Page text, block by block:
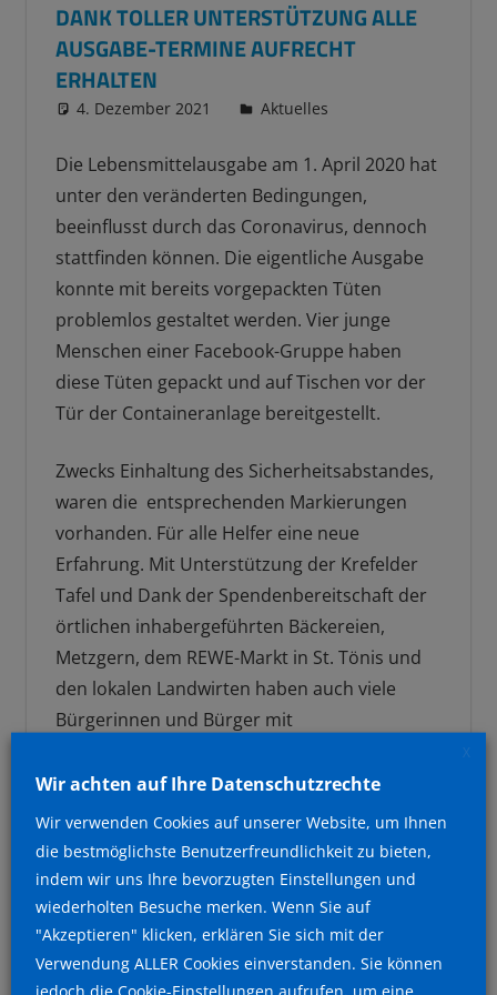
DANK TOLLER UNTERSTÜTZUNG ALLE
AUSGABE-TERMINE AUFRECHT
ERHALTEN
4. Dezember 2021 admin
Aktuelles
Die Lebensmittelausgabe am 1. April 2020 hat
unter den veränderten Bedingungen,
beeinflusst durch das Coronavirus, dennoch
stattfinden können. Die eigentliche Ausgabe
konnte mit bereits vorgepackten Tüten
problemlos gestaltet werden. Vier junge
Menschen einer Facebook-Gruppe haben
diese Tüten gepackt und auf Tischen vor der
Tür der Containeranlage bereitgestellt.
Zwecks Einhaltung des Sicherheitsabstandes,
waren die entsprechenden Markierungen
vorhanden. Für alle Helfer eine neue
Erfahrung. Mit Unterstützung der Krefelder
Tafel und Dank der Spendenbereitschaft der
örtlichen inhabergeführten Bäckereien,
Metzgern, dem REWE-Markt in St. Tönis und
den lokalen Landwirten haben auch viele
Bürgerinnen und Bürger mit
ermöglicht.
Seit den Einschränkungen durch die Corona
Pandemie haben wir keinen Termin für die
Lebensmittelausgabe gestrichen und uns den
jeweiligen Anforderungen angepasst. Das ist
nur gelungen weil uns Schülerinnen, Schüler,
X
Wir achten auf Ihre Datenschutzrechte
Wir verwenden Cookies auf unserer Website, um Ihnen
die bestmöglichste Benutzerfreundlichkeit zu bieten,
indem wir uns Ihre bevorzugten Einstellungen und
wiederholten Besuche merken. Wenn Sie auf
"Akzeptieren" klicken, erklären Sie sich mit der
Verwendung ALLER Cookies einverstanden. Sie können
jedoch die Cookie-Einstellungen aufrufen, um eine